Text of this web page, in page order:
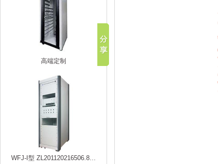
高端定制
WFJ-I型 ZL201120216506.8…